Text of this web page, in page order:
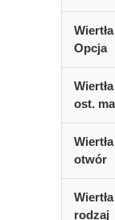
Wiertła
Opcja
Wiertła
ost.
Wiertła
otwór
Wiertła
rodzaj